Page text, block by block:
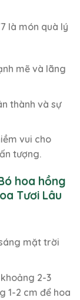
là món quà lý
mẽ và lãng
thành và sự
vui cho
tượng.
hoa hồng
Tươi Lâu
mặt trời
2-3
1-2 cm để hoa